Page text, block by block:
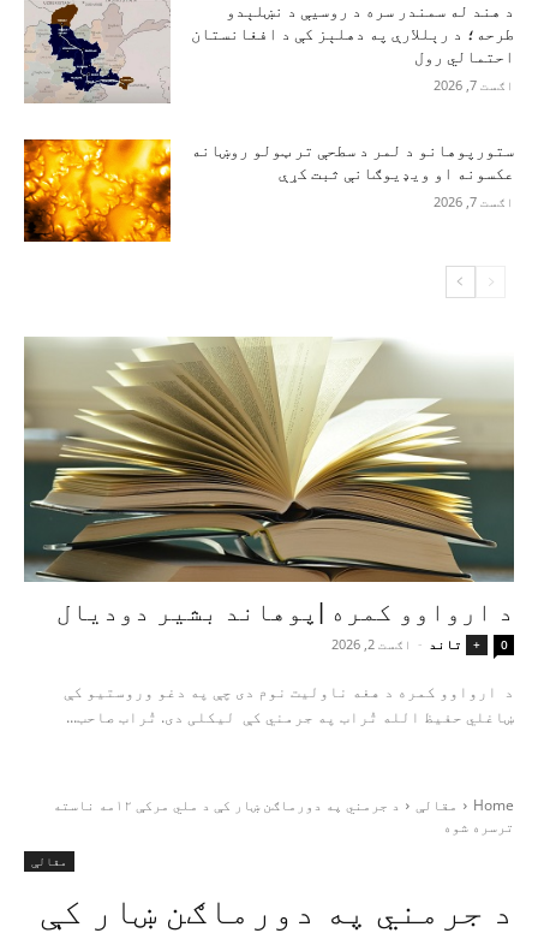
د هند له سمندر سره د روسیې د نښلېدو
طرحه؛ د رېللارې په دهلېز کې د افغانستان
احتمالي رول
اګست 7, 2026
ستورپوهانو د لمر د سطحې تر ټولو روښانه
عکسونه او ویډیوګانې ثبت کړې
اګست 7, 2026
د ارواوو کمره |پوهاند بشیر دودیال
+ تاند - اګست 2, 2026 0
د ارواوو کمره د هغه ناولیت نوم دی چې په دغو وروستیو کې
ښاغلي حفیظ الله تُراب په جرمني کې لیکلی دی. تُراب صاحب...